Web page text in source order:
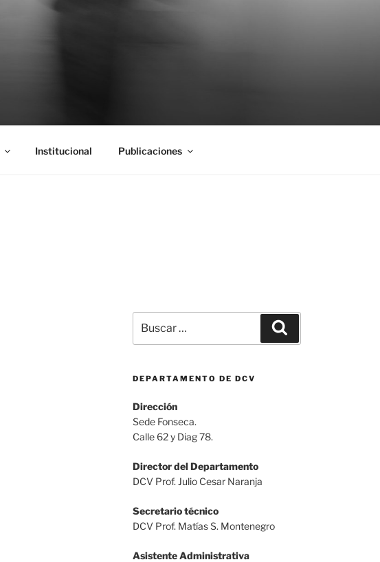
Institucional Publicaciones
por:
DEPARTAMENTO DE DCV
Dirección
Sede Fonseca.
Calle 62 y Diag 78.
Director del Departamento
DCV Prof. Julio Cesar Naranja
Secretario técnico
DCV Prof. Matías S. Montenegro
Asistente Administrativa